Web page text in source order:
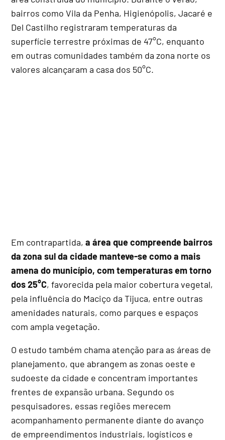
bairros como Vila da Penha, Higienópolis, Jacaré e
Del Castilho registraram temperaturas da
superfície terrestre próximas de 47°C, enquanto
em outras comunidades também da zona norte os
valores alcançaram a casa dos 50°C.
Em contrapartida, a área que compreende bairros
da zona sul da cidade manteve-se como a mais
amena do município, com temperaturas em torno
dos 25°C, favorecida pela maior cobertura vegetal,
pela influência do Maciço da Tijuca, entre outras
amenidades naturais, como parques e espaços
com ampla vegetação.
O estudo também chama atenção para as áreas de
planejamento, que abrangem as zonas oeste e
sudoeste da cidade e concentram importantes
frentes de expansão urbana. Segundo os
pesquisadores, essas regiões merecem
acompanhamento permanente diante do avanço
de empreendimentos industriais, logísticos e